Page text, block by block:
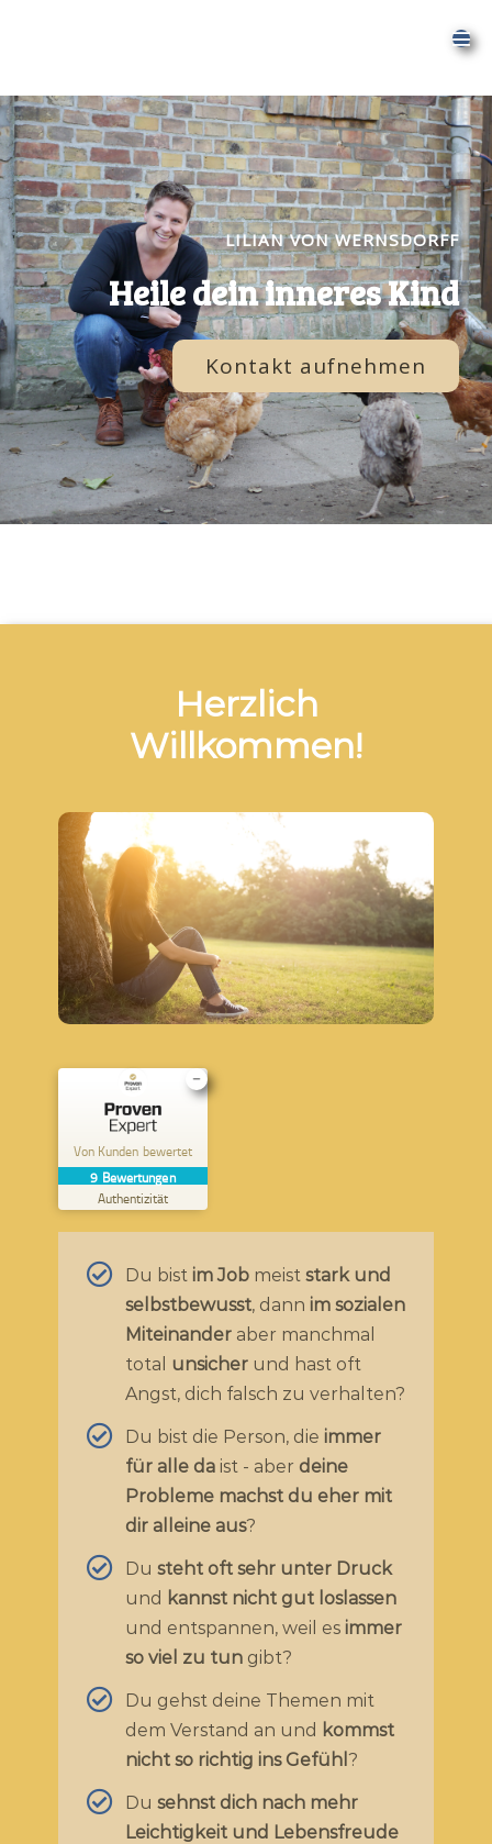
LILIAN VON WERNSDORFF
Heile dein inneres Kind
Kontakt aufnehmen
Herzlich
Willkommen!
Von Kunden bewertet
9 Bewertungen
Authentizität
Kundenbewertungen und Erfahrungen zu
Lilian von Wernsdorff
ProvenExpert.com
SEHR GUT
4,99
/
5,00
9
Bewertungen auf ProvenExpert.com
Erfahren Sie mehr über dieses Bewertungssiegel
09.12.2025
Profil ansehen
Du bist im Job meist stark und
selbstbewusst, dann im sozialen
Miteinander aber manchmal
total unsicher und hast oft
Angst, dich falsch zu verhalten?
Du bist die Person, die immer
für alle da ist - aber deine
Probleme machst du eher mit
dir alleine aus?
Du steht oft sehr unter Druck
und kannst nicht gut loslassen
und entspannen, weil es immer
so viel zu tun gibt?
Du gehst deine Themen mit
dem Verstand an und kommst
nicht so richtig ins Gefühl ?
Du sehnst dich nach mehr
Leichtigkeit und Lebensfreude